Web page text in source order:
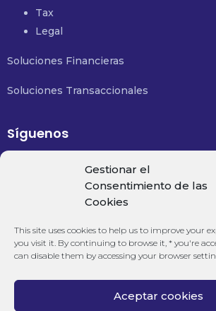
Gestionar el
Consentimiento de las
Cookies
This site uses cookies to help us to improve your
you visit it. By continuing to browse it, * you're
can disable them by accessing your browser
Aceptar cookies
Tax
Legal
Soluciones Financieras
Soluciones Transaccionales
Síguenos
contacto@financialsolutions.mx
+52 477 488 8350